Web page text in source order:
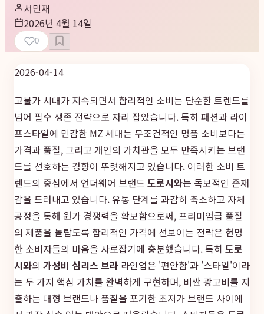
서민재
2026년 4월 14일
0
2026-04-14
고물가 시대가 지속되면서 합리적인 소비는 단순한 트렌드를
넘어 필수 생존 전략으로 자리 잡았습니다. 특히 패션과 라이
프스타일에 민감한 MZ 세대는 무조건적인 명품 소비보다는
가격과 품질, 그리고 개인의 가치관을 모두 만족시키는 브랜
드를 선호하는 경향이 뚜렷해지고 있습니다. 이러한 소비 트
렌드의 중심에서 언더웨어 브랜드 도로시와는 독보적인 존재
감을 드러내고 있습니다. 유통 단계를 과감히 축소하고 자체
공정을 통해 원가 경쟁력을 확보함으로써, 프리미엄급 품질
의 제품을 놀랍도록 합리적인 가격에 선보이는 전략은 현명
한 소비자들의 마음을 사로잡기에 충분했습니다. 특히 도로
시와의 가성비 심리스 브라 라인업은 '편안함'과 '스타일'이라
는 두 가지 핵심 가치를 완벽하게 구현하며, 비싼 광고비를 지
출하는 대형 브랜드나 품질을 포기한 초저가 브랜드 사이에